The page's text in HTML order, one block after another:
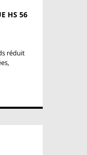
HS 56
réduit